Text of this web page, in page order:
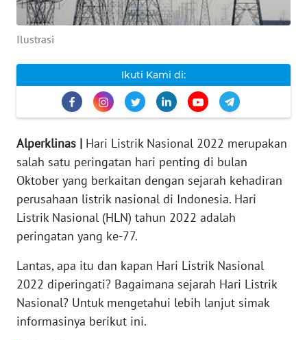
Ilustrasi
Ikuti Kami di:
Alperklinas | Hari Listrik Nasional 2022 merupakan
salah satu peringatan hari penting di bulan
Oktober yang berkaitan dengan sejarah kehadiran
perusahaan listrik nasional di Indonesia. Hari
Listrik Nasional (HLN) tahun 2022 adalah
peringatan yang ke-77.
Lantas, apa itu dan kapan Hari Listrik Nasional
2022 diperingati? Bagaimana sejarah Hari Listrik
Nasional? Untuk mengetahui lebih lanjut simak
informasinya berikut ini.
INFO
IKLAN
KAMI
PEDOMAN
SIBER
REDAKSI
KARIR
News
Regional